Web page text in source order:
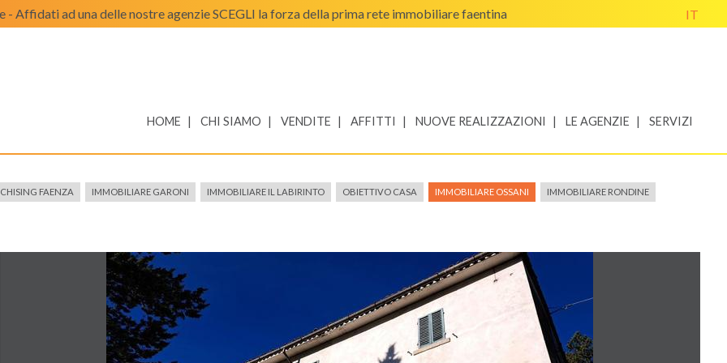
- Affidati ad una delle nostre agenzie SCEGLI la forza della prima rete immobiliare faentina IT
HOME CHI SIAMO VENDITE AFFITTI NUOVE REALIZZAZIONI LE AGENZIE SERVIZI
FAENZA IMMOBILIARE GARONI IMMOBILIARE IL LABIRINTO OBIETTIVO CASA IMMOBILIARE OSSANI IMMOBILIARE RONDINE